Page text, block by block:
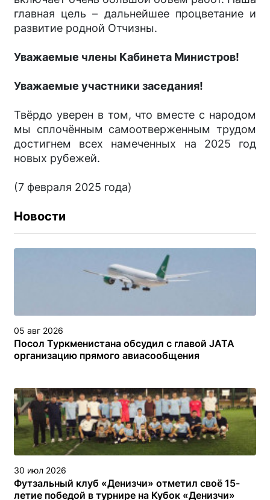
главная цель – дальнейшее процветание и
развитие родной Отчизны.
Уважаемые члены Кабинета Министров!
Уважаемые участники заседания!
Твёрдо уверен в том, что вместе с народом
мы сплочённым самоотверженным трудом
достигнем всех намеченных на 2025 год
новых рубежей.
(7 февраля 2025 года)
Новости
05 авг 2026
Посол Туркменистана обсудил с главой JATA
организацию прямого авиасообщения
30 июл 2026
Футзальный клуб «Денизчи» отметил своё 15-
летие победой в турнире на Кубок «Денизчи»